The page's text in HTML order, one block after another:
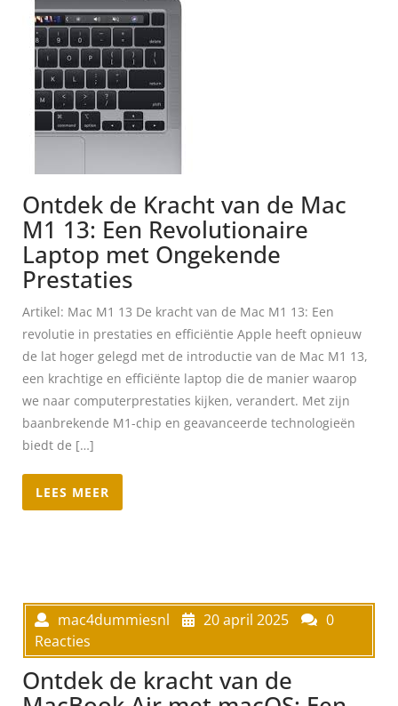
Ontdek de Kracht van de Mac
M1 13: Een Revolutionaire
Laptop met Ongekende
Prestaties
Artikel: Mac M1 13 De kracht van de Mac M1 13: Een
revolutie in prestaties en efficiëntie Apple heeft opnieuw
de lat hoger gelegd met de introductie van de Mac M1 13,
een krachtige en efficiënte laptop die de manier waarop
we naar computerprestaties kijken, verandert. Met zijn
baanbrekende M1-chip en geavanceerde technologieën
biedt de […]
LEES MEER
mac4dummiesnl 20 april 2025
0
Reacties
Ontdek de kracht van de